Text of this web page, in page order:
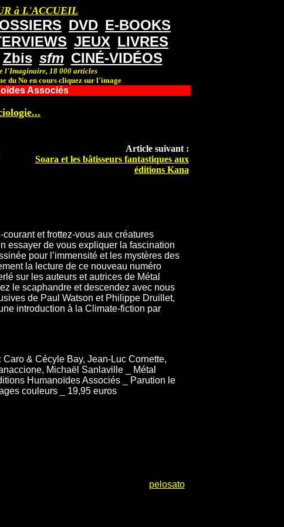
à L'ACCUEIL
DVD E-BOOKS
JEUX LIVRES
Zbis sfm CINÉ-VIDÉOS
l'Imaginaire, 18 000 articles
du No en cours cliquez sur l'image
Associés
Article suivant :
Soara et les bâtisseurs fantastiques aux
éditions Kana
et frottez-vous aux créatures
essayer de vous expliquer la fascination
pour l’immensité et les mystères des
la lecture de ce nouveau numéro
sur les auteurs et autrices de Métal
le scaphandre et descendez avec nous
de Paul Watson et Philippe Druillet,
introduction à la Climate-fiction par
& Cécyle Bay, Jean-Luc Cornette,
Michaël Sanlaville _ Métal
Humanoïdes Associés _ Parution le
couleurs _ 19,95 euros
pelosato